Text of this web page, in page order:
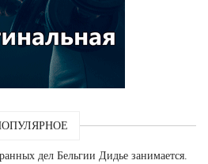
дел Бельгии Дидье занимается.